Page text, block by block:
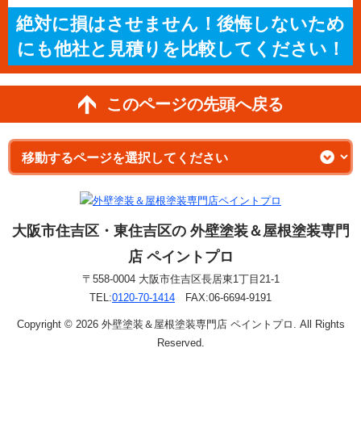
絶対に損はさせません！後悔しないため
にも他社と見積りを比較してください！
このページの先頭へ戻る
大阪市住吉区・東住吉区の 外壁塗装＆屋根塗装専門
店 ペイントプロ
〒558-0004 大阪市住吉区長居東1丁目21-1
TEL:0120-70-1414 FAX:06-6694-9191
Copyright © 2026 外壁塗装＆屋根塗装専門店 ペイントプロ. All Rights
Reserved.